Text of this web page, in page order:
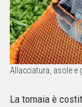
Allacciatura, asole e
La tomaia è